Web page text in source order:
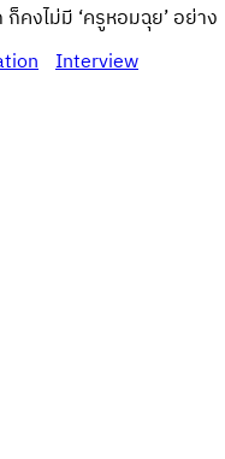
คงไม่มี ‘ครูหอมฉุย’ อย่าง
Interview